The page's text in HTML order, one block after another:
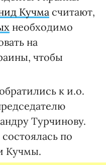
Кучмасчитают,
необходимо
на
чтобы
к и.о.
Турчинову.
по
Кучмы.